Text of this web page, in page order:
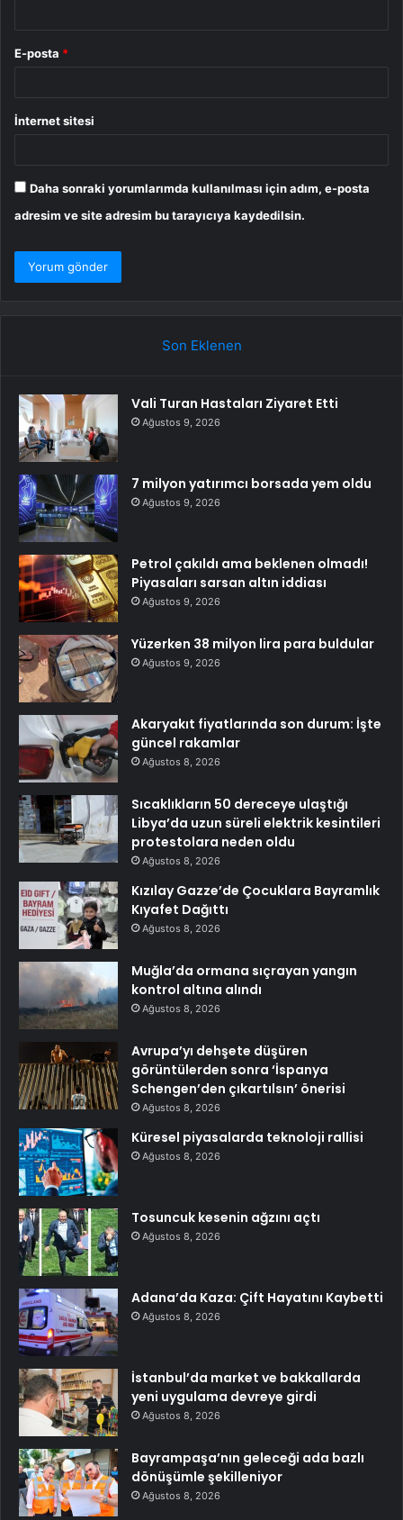
E-posta *
İnternet sitesi
Daha sonraki yorumlarımda kullanılması için adım, e-posta
adresim ve site adresim bu tarayıcıya kaydedilsin.
Son Eklenen
Vali Turan Hastaları Ziyaret Etti
Ağustos 9, 2026
7 milyon yatırımcı borsada yem oldu
Ağustos 9, 2026
Petrol çakıldı ama beklenen olmadı!
Piyasaları sarsan altın iddiası
Ağustos 9, 2026
Yüzerken 38 milyon lira para buldular
Ağustos 9, 2026
Akaryakıt fiyatlarında son durum: İşte
güncel rakamlar
Ağustos 8, 2026
Sıcaklıkların 50 dereceye ulaştığı
Libya’da uzun süreli elektrik kesintileri
protestolara neden oldu
Ağustos 8, 2026
Kızılay Gazze’de Çocuklara Bayramlık
Kıyafet Dağıttı
Ağustos 8, 2026
Muğla’da ormana sıçrayan yangın
kontrol altına alındı
Ağustos 8, 2026
Avrupa’yı dehşete düşüren
görüntülerden sonra ‘İspanya
Schengen’den çıkartılsın’ önerisi
Ağustos 8, 2026
Küresel piyasalarda teknoloji rallisi
Ağustos 8, 2026
Tosuncuk kesenin ağzını açtı
Ağustos 8, 2026
Adana’da Kaza: Çift Hayatını Kaybetti
Ağustos 8, 2026
İstanbul’da market ve bakkallarda
yeni uygulama devreye girdi
Ağustos 8, 2026
Bayrampaşa’nın geleceği ada bazlı
dönüşümle şekilleniyor
Ağustos 8, 2026